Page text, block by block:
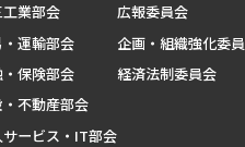
業部会
・運輸部会
保険部会
不動産部会
サービス・IT部会
広報委員会
企画・組織強化委
経済法制委員会